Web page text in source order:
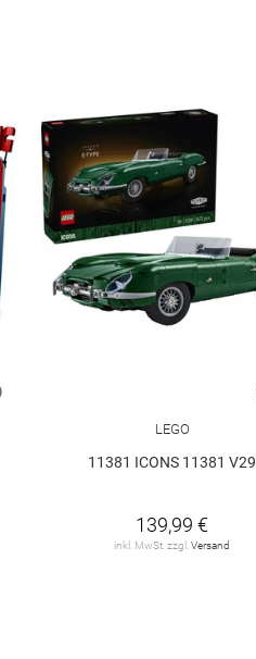
ZUR WUNSCHLISTE HINZUFÜGEN
LEGO
11381 ICONS 11381 V29
139,99 €
inkl. MwSt. zzgl.Versand